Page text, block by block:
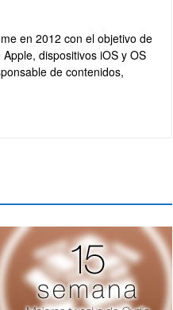
en 2012 con el objetivo de
dispositivos iOS y OS
de contenidos,